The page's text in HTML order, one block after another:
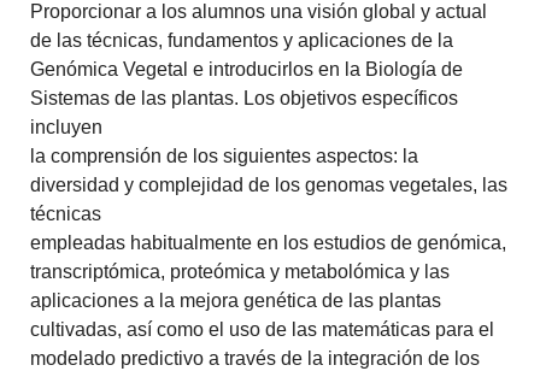
Proporcionar a los alumnos una visión global y actual
de las técnicas, fundamentos y aplicaciones de la
Genómica Vegetal e introducirlos en la Biología de
Sistemas de las plantas. Los objetivos específicos
incluyen
la comprensión de los siguientes aspectos: la
diversidad y complejidad de los genomas vegetales, las
técnicas
empleadas habitualmente en los estudios de genómica,
transcriptómica, proteómica y metabolómica y las
aplicaciones a la mejora genética de las plantas
cultivadas, así como el uso de las matemáticas para el
modelado predictivo a través de la integración de los